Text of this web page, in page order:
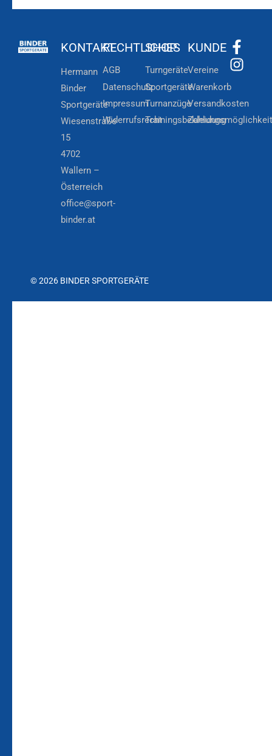
KONTAKT
Hermann
Binder
Sportgeräte
Wiesenstraße
15
4702
Wallern –
Österreich
office@sport-
binder.at
RECHTLICHES
AGB
Datenschutz
Impressum
Widerrufsrecht
SHOP
Turngeräte
Sportgeräte
Turnanzüge
Trainingsbekleidung
KUNDE
Vereine
Warenkorb
Versandkosten
© 2026 BINDER SPORTGERÄTE